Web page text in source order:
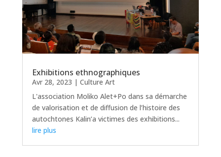
Exhibitions ethnographiques
Avr 28, 2023 | Culture Art
L'association Moliko Alet+Po dans sa démarche
de valorisation et de diffusion de l’histoire des
autochtones Kalin’a victimes des exhibitions...
lire plus